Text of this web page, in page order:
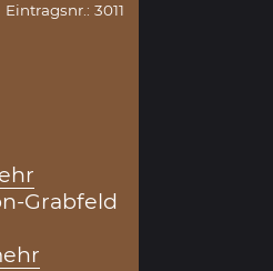
Eintragsnr.: 3011
Grabfeld